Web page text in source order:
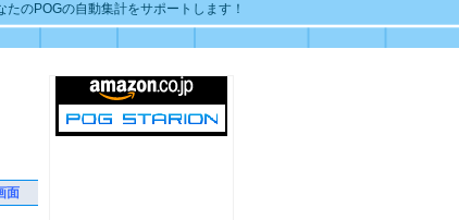
のPOGの自動集計をサポートします！
面